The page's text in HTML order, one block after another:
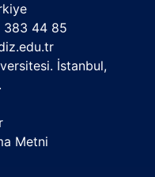
383 44 85
İstanbul,
Metni